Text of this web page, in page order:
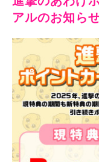
アルのお知ら